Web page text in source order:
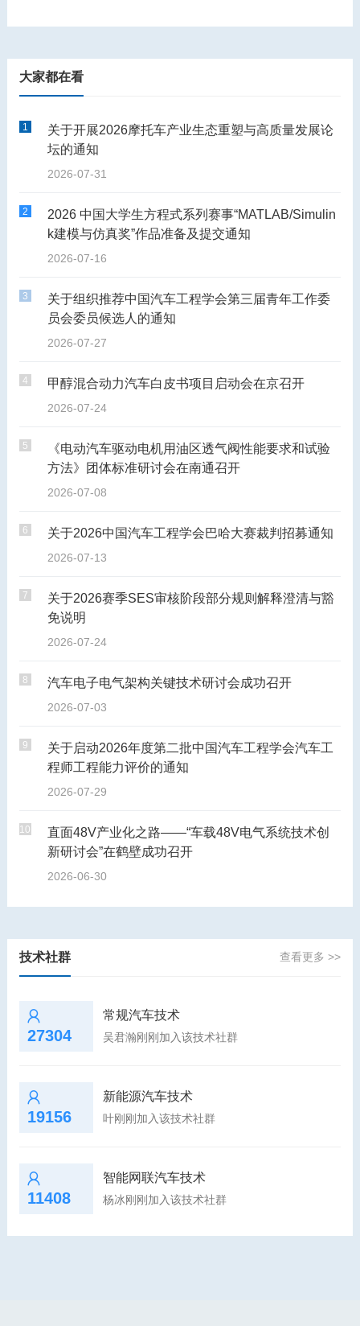
大家都在看
1
关于开展2026摩托车产业生态重塑与高质量发展论
坛的通知
2026-07-31
2
2026 中国大学生方程式系列赛事“MATLAB/Simulin
k建模与仿真奖”作品准备及提交通知
2026-07-16
3
关于组织推荐中国汽车工程学会第三届青年工作委
员会委员候选人的通知
2026-07-27
4 甲醇混合动力汽车白皮书项目启动会在京召开
2026-07-24
5
《电动汽车驱动电机用油区透气阀性能要求和试验
方法》团体标准研讨会在南通召开
2026-07-08
6 关于2026中国汽车工程学会巴哈大赛裁判招募通知
2026-07-13
7
关于2026赛季SES审核阶段部分规则解释澄清与豁
免说明
2026-07-24
8 汽车电子电气架构关键技术研讨会成功召开
2026-07-03
9
关于启动2026年度第二批中国汽车工程学会汽车工
程师工程能力评价的通知
2026-07-29
10
直面48V产业化之路——“车载48V电气系统技术创
新研讨会”在鹤壁成功召开
2026-06-30
技术社群 查看更多 >>
27304
常规汽车技术
吴君瀚刚刚加入该技术社群
19156
新能源汽车技术
叶刚刚加入该技术社群
11408
智能网联汽车技术
杨冰刚刚加入该技术社群